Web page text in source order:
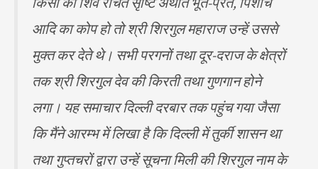
आदि का कोप हो तो श्री शिरगुल महाराज उन्हें उससे
मुक्त कर देते थे। सभी परगनों तथा दूर-दराज के क्षेत्रों
तक श्री शिरगुल देव की किरती तथा गुणगान होने
लगा। यह समाचार दिल्ली दरबार तक पहुंच गया जैसा
कि मैंने आरम्भ में लिखा है कि दिल्ली में तुर्की शासन था
तथा गुप्तचरों द्वारा उन्हें सूचना मिली की शिरगुल नाम के